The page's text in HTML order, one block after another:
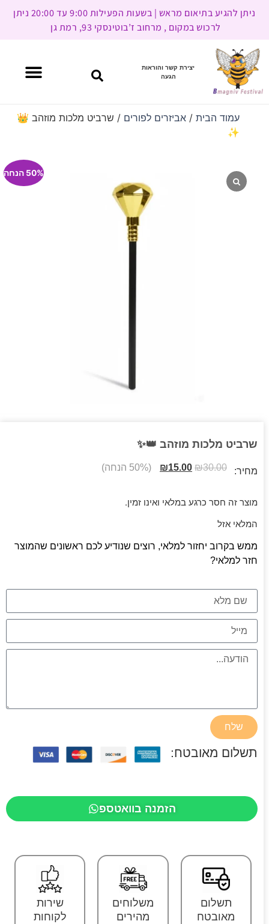
ניתן להגיע בתיאום מראש | בשעות הפעילות 9:00 עד 20:00 ניתן
לרכוש במקום , מרחוב ז’בוטינסקי 93, רמת גן
יצירת קשר והוראות
הגעה
עמוד הבית/ אביזרים לפורים / שרביט מלכות מוזהב 👑
✨
50% הנחה
שרביט מלכות מוזהב 👑✨
מחיר: ₪30.00
₪15.00 (50% הנחה)
מוצר זה חסר כרגע במלאי ואינו זמין.
המלאי אזל
ממש בקרוב יחזור למלאי, רוצים שנודיע לכם ראשונים שהמוצר
חזר למלאי?
שלח
תשלום מאובטח:
הזמנה בוואטספ
תשלום
מאובטח
משלוחים
מהירים
שירות
לקוחות